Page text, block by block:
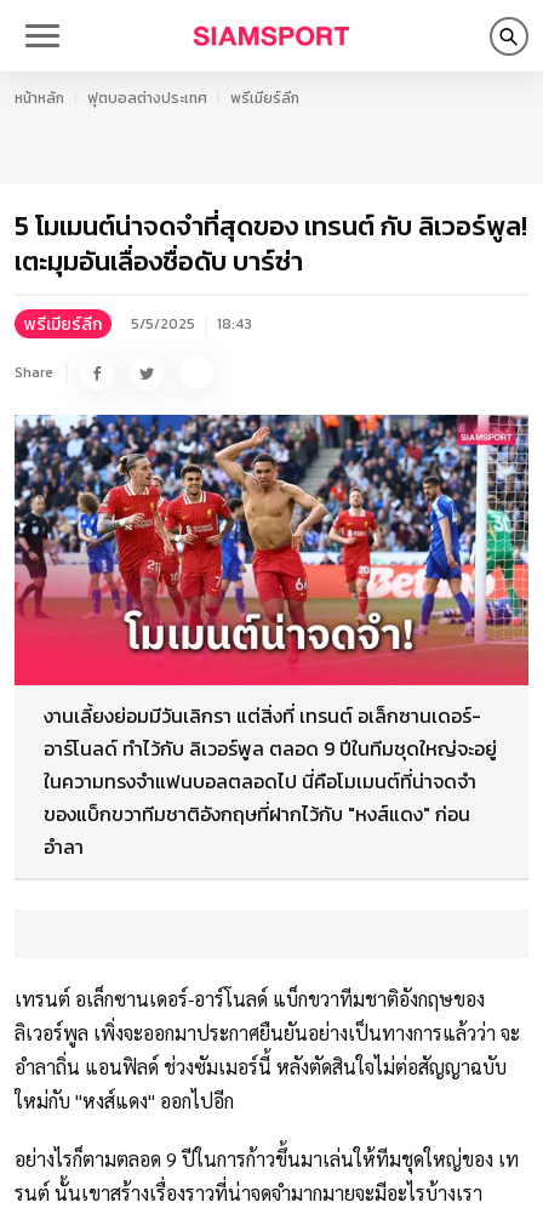
หน้าหลัก ฟุตบอลต่างประเทศ พรีเมียร์ลีก
5 โมเมนต์น่าจดจำที่สุดของ เทรนต์ กับ ลิเวอร์พูล!
เตะมุมอันเลื่องชื่อดับ บาร์ซ่า
พรีเมียร์ลีก 5/5/2025 18:43
Share
งานเลี้ยงย่อมมีวันเลิกรา แต่สิ่งที่ เทรนต์ อเล็กซานเดอร์-
อาร์โนลด์ ทำไว้กับ ลิเวอร์พูล ตลอด 9 ปีในทีมชุดใหญ่จะอยู่
ในความทรงจำแฟนบอลตลอดไป นี่คือโมเมนต์ที่น่าจดจำ
ของแบ็กขวาทีมชาติอังกฤษที่ฝากไว้กับ "หงส์แดง" ก่อน
อำลา
เทรนต์ อเล็กซานเดอร์-อาร์โนลด์ แบ็กขวาทีมชาติอังกฤษของ
ลิเวอร์พูล เพิ่งจะออกมาประกาศยืนยันอย่างเป็นทางการแล้วว่า จะ
อำลาถิ่น แอนฟิลด์ ช่วงซัมเมอร์นี้ หลังตัดสินใจไม่ต่อสัญญาฉบับ
ใหม่กับ "หงส์แดง" ออกไปอีก
อย่างไรก็ตามตลอด 9 ปีในการก้าวขึ้นมาเล่นให้ทีมชุดใหญ่ของ เท
รนต์ นั้นเขาสร้างเรื่องราวที่น่าจดจำมากมายจะมีอะไรบ้างเรา